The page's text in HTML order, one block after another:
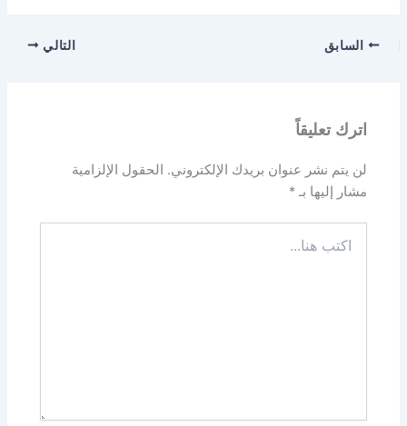
السابق التالي
اترك تعليقاً
لن يتم نشر عنوان بريدك الإلكتروني.
الحقول الإلزامية
مشار إليها بـ*
هنا...